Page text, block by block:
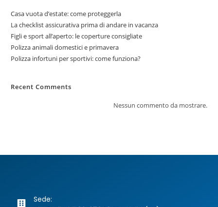
Casa vuota d’estate: come proteggerla
La checklist assicurativa prima di andare in vacanza
Figli e sport all’aperto: le coperture consigliate
Polizza animali domestici e primavera
Polizza infortuni per sportivi: come funziona?
Recent Comments
Nessun commento da mostrare.
Sede: